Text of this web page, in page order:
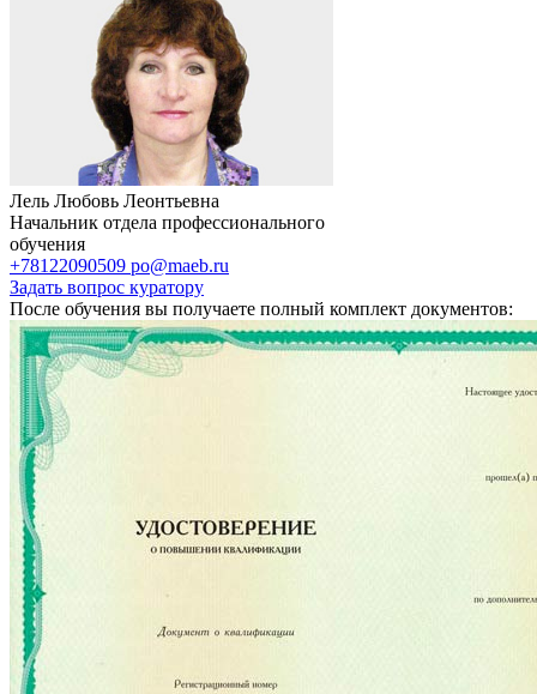
Лель Любовь Леонтьевна
Начальник отдела профессионального
обучения
+78122090509 po@maeb.ru
Задать вопрос куратору
После обучения вы получаете полный комплект документов: